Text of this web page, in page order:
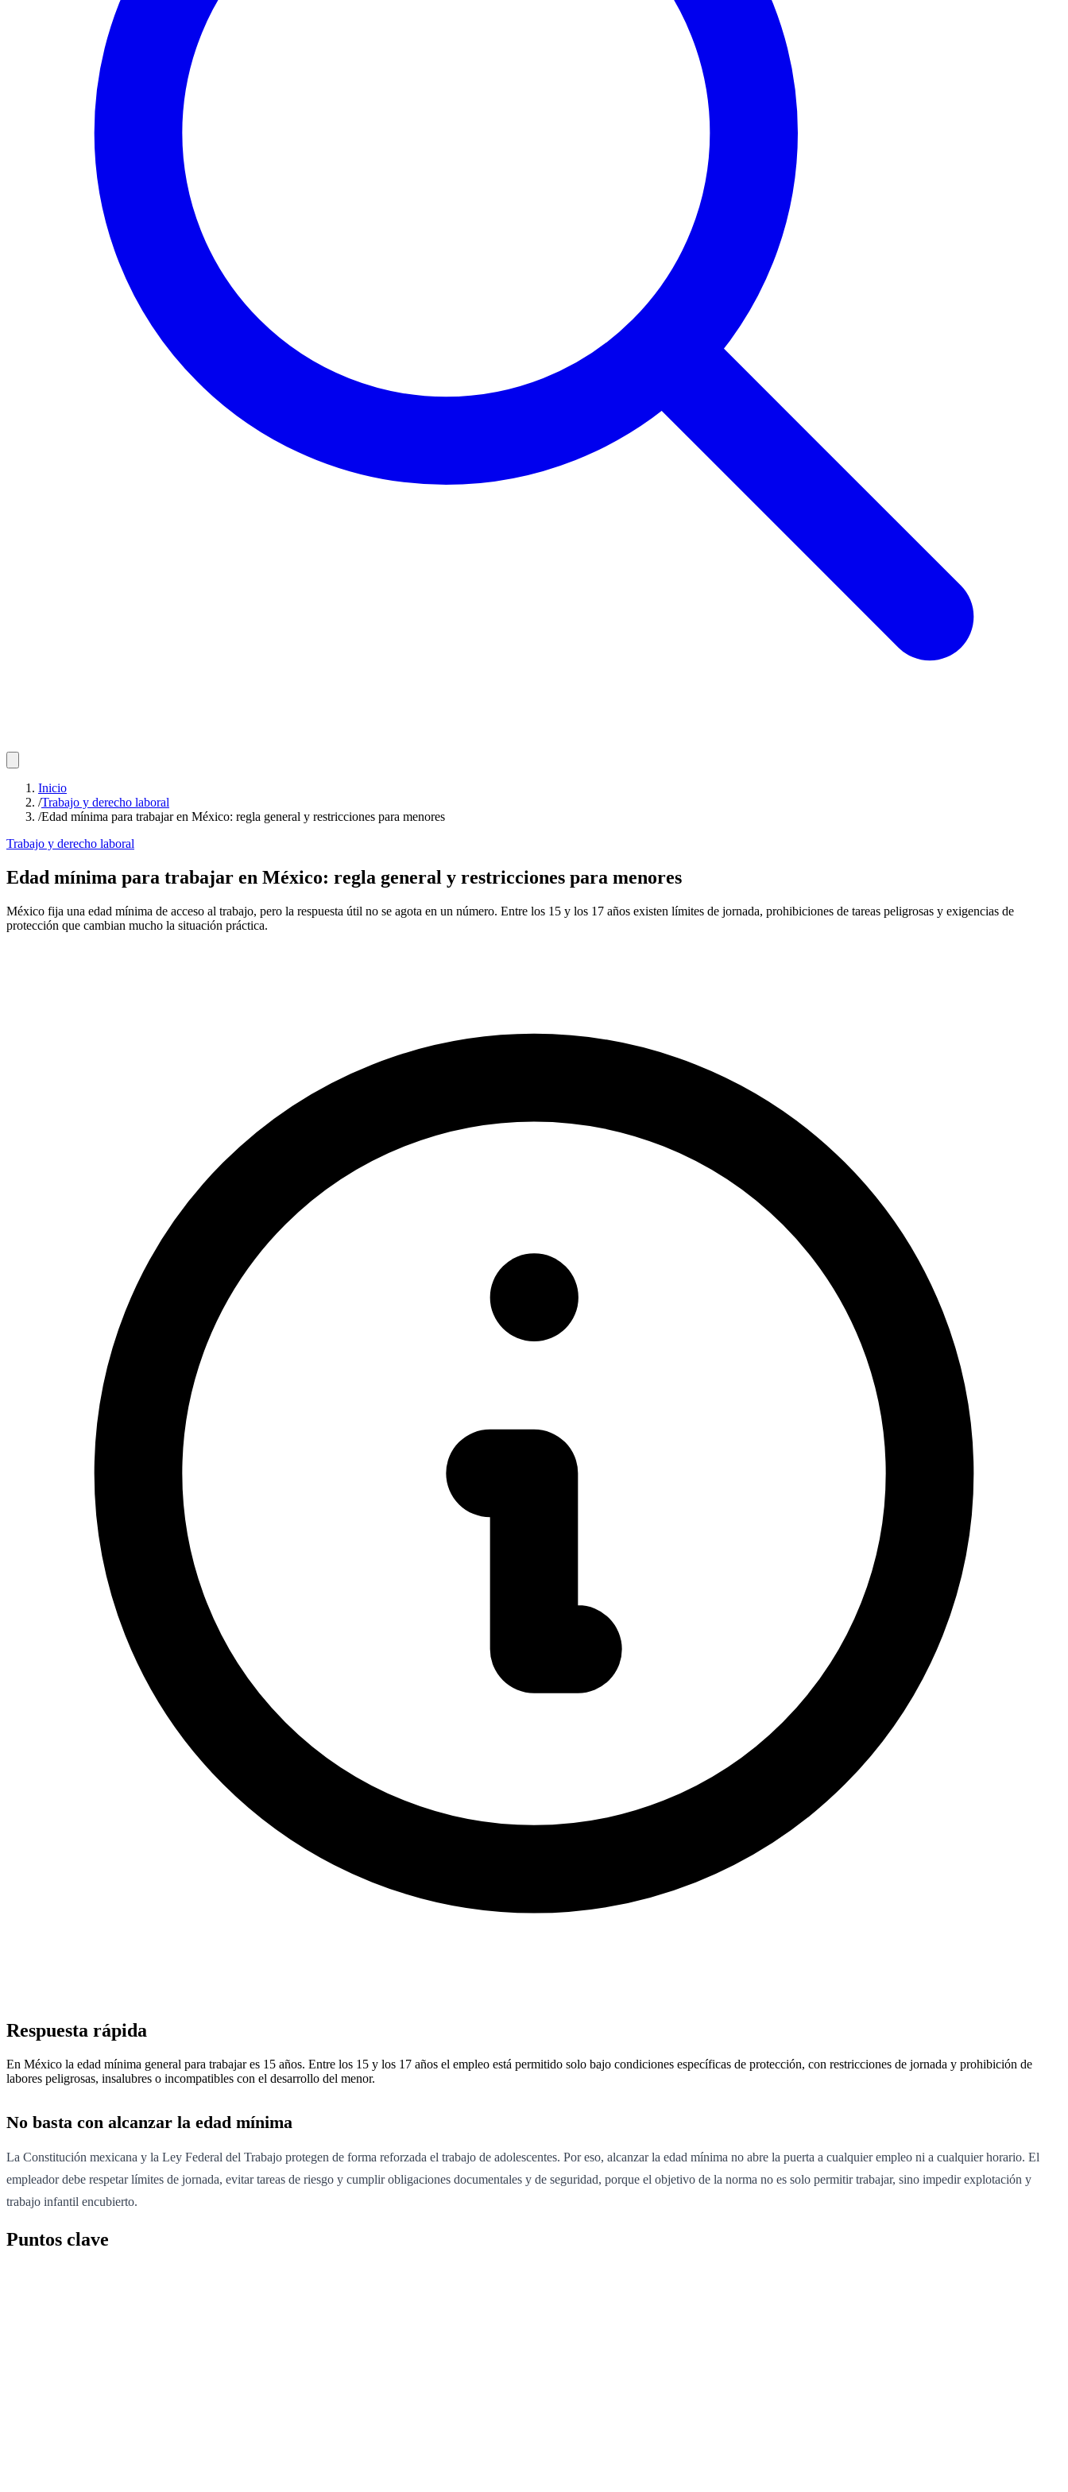
Inicio
/Trabajo y derecho laboral
/Edad mínima para trabajar en México: regla general y restricciones para menores
Trabajo y derecho laboral
Edad mínima para trabajar en México: regla general y restricciones para menores
México fija una edad mínima de acceso al trabajo, pero la respuesta útil no se agota en un número. Entre los 15 y los 17 años existen límites de jornada, prohibiciones de tareas peligrosas y exigencias de
protección que cambian mucho la situación práctica.
Respuesta rápida
En México la edad mínima general para trabajar es 15 años. Entre los 15 y los 17 años el empleo está permitido solo bajo condiciones específicas de protección, con restricciones de jornada y prohibición de
labores peligrosas, insalubres o incompatibles con el desarrollo del menor.
No basta con alcanzar la edad mínima
La Constitución mexicana y la Ley Federal del Trabajo protegen de forma reforzada el trabajo de adolescentes. Por eso, alcanzar la edad mínima no abre la puerta a cualquier empleo ni a cualquier horario. El
empleador debe respetar límites de jornada, evitar tareas de riesgo y cumplir obligaciones documentales y de seguridad, porque el objetivo de la norma no es solo permitir trabajar, sino impedir explotación y
trabajo infantil encubierto.
Puntos clave